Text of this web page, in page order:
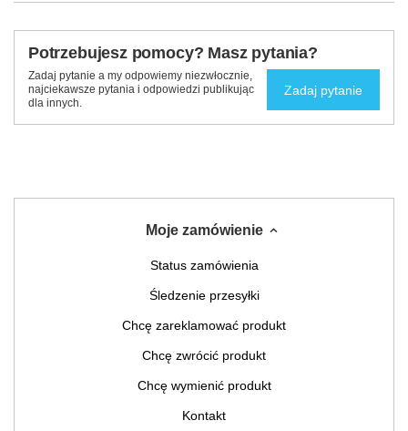
Potrzebujesz pomocy? Masz pytania?
Zadaj pytanie a my odpowiemy niezwłocznie,
najciekawsze pytania i odpowiedzi publikując
dla innych.
Zadaj pytanie
Moje zamówienie
Status zamówienia
Śledzenie przesyłki
Chcę zareklamować produkt
Chcę zwrócić produkt
Chcę wymienić produkt
Kontakt